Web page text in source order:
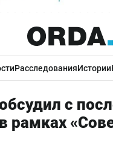
РасследованияИстории
с
рамках